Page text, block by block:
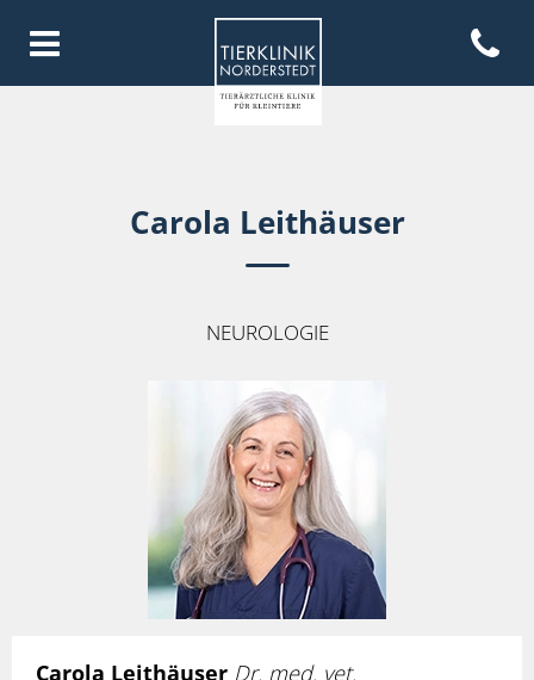
Homepage Tierklinik
Open
Carola Leithäuser
NEUROLOGIE
Carola Leithäuser Dr. med. vet.